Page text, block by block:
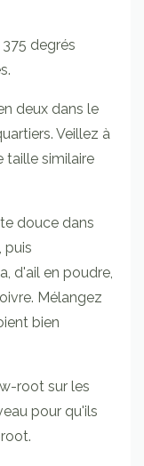
degrés
deux dans le
Veillez à
taille similaire
douce dans
puis
d'ail en poudre,
Mélangez
bien
root sur les
pour qu'ils